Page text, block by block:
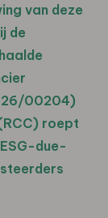
van deze
de
00204)
roept
due-